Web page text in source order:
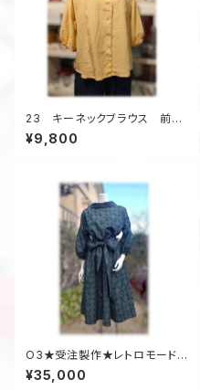
23 キーネックブラウス 前開
きブラウス 着物アップサイク
ル オーバーブラウス 黄色
¥9,800
O3★受注製作★レトロモードセ
ットアップ 着物リメイク ツーピ
ース ドレス フォーマル
¥35,000